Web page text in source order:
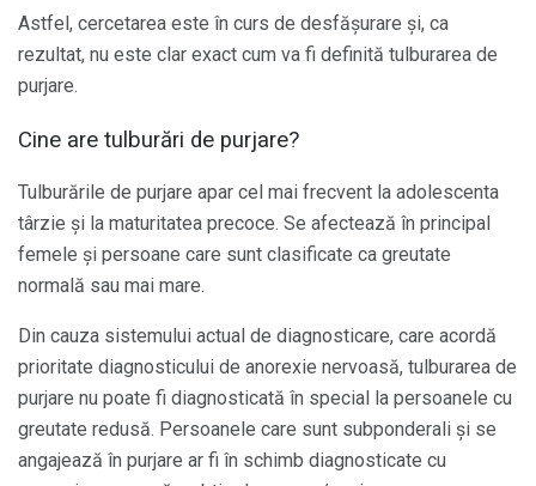
Astfel, cercetarea este în curs de desfășurare și, ca
rezultat, nu este clar exact cum va fi definită tulburarea de
purjare.
Cine are tulburări de purjare?
Tulburările de purjare apar cel mai frecvent la adolescenta
târzie și la maturitatea precoce. Se afectează în principal
femele și persoane care sunt clasificate ca greutate
normală sau mai mare.
Din cauza sistemului actual de diagnosticare, care acordă
prioritate diagnosticului de anorexie nervoasă, tulburarea de
purjare nu poate fi diagnosticată în special la persoanele cu
greutate redusă. Persoanele care sunt subponderali și se
angajează în purjare ar fi în schimb diagnosticate cu